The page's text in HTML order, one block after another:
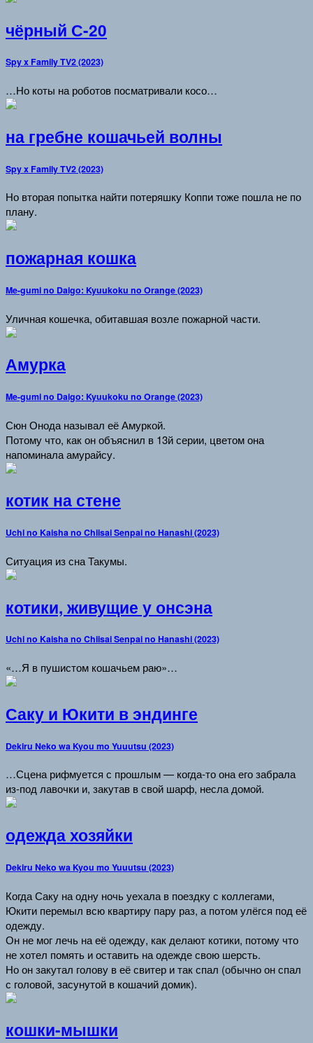
чёрный С-20
Spy x Family TV2 (2023)
…Но коты на роботов посматривали косо…
на гребне кошачьей волны
Spy x Family TV2 (2023)
Но вторая попытка найти потеряшку Коппи тоже пошла не по
плану.
пожарная кошка
Me-gumi no Daigo: Kyuukoku no Orange (2023)
Уличная кошечка, обитавшая возле пожарной части.
Амурка
Me-gumi no Daigo: Kyuukoku no Orange (2023)
Сюн Онода называл её Амуркой.
Потому что, как он объяснил в 13й серии, цветом она
напоминала амурайсу.
котик на стене
Uchi no Kaisha no Chiisai Senpai no Hanashi (2023)
Ситуация из сна Такумы.
котики, живущие у онсэна
Uchi no Kaisha no Chiisai Senpai no Hanashi (2023)
«…Я в пушистом кошачьем раю»…
Саку и Юкити в эндинге
Dekiru Neko wa Kyou mo Yuuutsu (2023)
…Сцена рифмуется с прошлым — когда-то она его забрала
из-под лавочки и, закутав в свой шарф, несла домой.
одежда хозяйки
Dekiru Neko wa Kyou mo Yuuutsu (2023)
Когда Саку на одну ночь уехала в поездку с коллегами,
Юкити перемыл всю квартиру пару раз, а потом улёгся под её
одежду.
Он не мог лечь на её одежду, как делают котики, потому что
не хотел помять и оставить на одежде свою шерсть.
Но он закутал голову в её свитер и так спал (обычно он спал
с головой, засунутой в кошачий домик).
кошки-мышки